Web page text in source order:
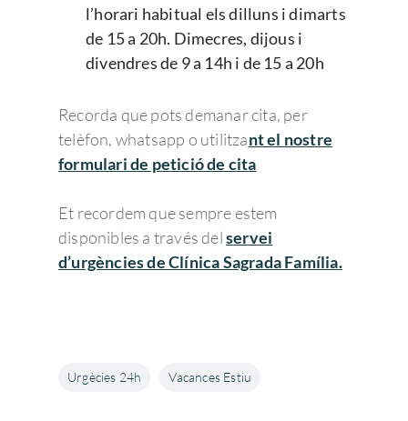
l’horari habitual els dilluns i dimarts
de 15 a 20h. Dimecres, dijous i
divendres de 9 a 14h i de 15 a 20h
Recorda que pots demanar cita, per
telèfon, whatsapp o utilitzant el nostre
formulari de petició de cita
Et recordem que sempre estem
disponibles a través delservei
d’urgències de Clínica Sagrada Família.
Urgècies 24h Vacances Estiu